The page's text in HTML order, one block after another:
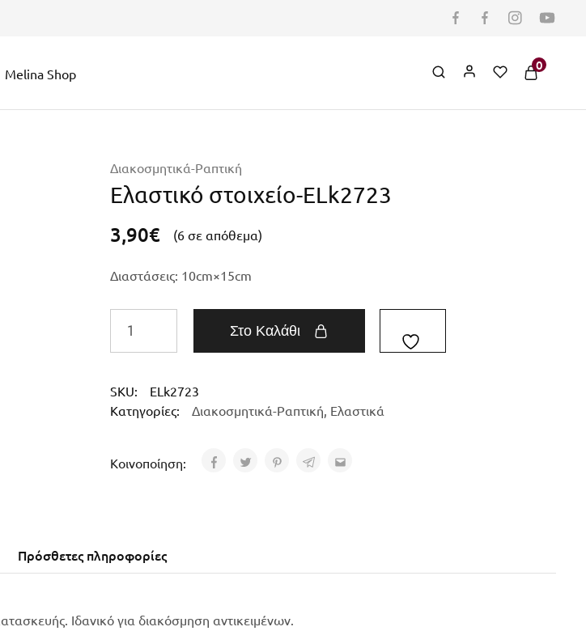
0
Διακοσμητικά-Ραπτική
Ελαστικό στοιχείο-ELk2723
3,90€ (6 σε απόθεμα)
Διαστάσεις: 10cm×15cm
Στο Καλάθι
SKU:
ELk2723
Κατηγορίες:
Διακοσμητικά-Ραπτική, Ελαστικά
Κοινοποίηση:
Πρόσθετες πληροφορίες
Ιδανικό για διακόσμηση αντικειμένων.